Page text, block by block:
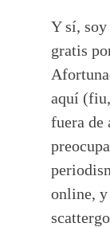
Y sí,
gratis
aquí
fuera de
online, y